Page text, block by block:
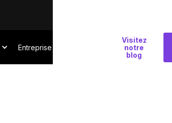
Entreprise
Visitez
notre
blog